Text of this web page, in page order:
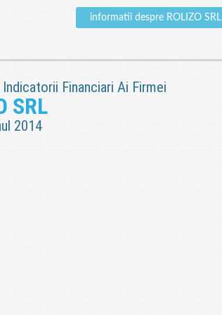
informatii despre ROLIZO SRL
Financiari Ai Firmei
SRL
2014